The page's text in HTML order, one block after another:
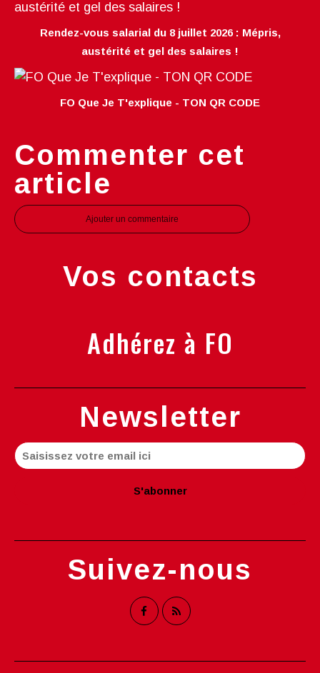
Rendez-vous salarial du 8 juillet 2026 : Mépris,
austérité et gel des salaires !
FO Que Je T'explique - TON QR CODE
Commenter cet
article
Ajouter un commentaire
Newsletter
Suivez-nous
Vos contacts
Adhérez à FO